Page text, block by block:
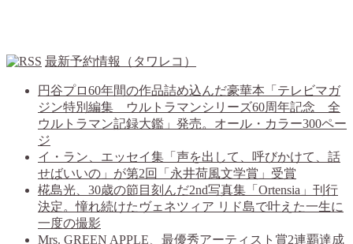
最新予約情報（タワレコ）
円谷プロ60年間の作品詰め込んだ豪華本「テレビマガ
ジン特別編集 ウルトラマンシリーズ60周年記念 全
ウルトラマン記録大鑑」発売。オール・カラー300ペー
ジ
イ・ラン、エッセイ集「声を出して、呼びかけて、話
せばいいの」が第2回「永井荷風文学賞」受賞
椛島光、30歳の節目刻んだ2nd写真集「Ortensia」刊行
決定。憧れ続けたヴェネツィア リド島で叶えた一生に
一度の撮影
Mrs. GREEN APPLE、最優秀アーティスト賞2連覇達成